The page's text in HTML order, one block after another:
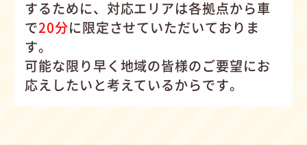
するために、対応エリアは各拠点から車
で20分に限定させていただいておりま
す。
可能な限り早く地域の皆様のご要望にお
応えしたいと考えているからです。